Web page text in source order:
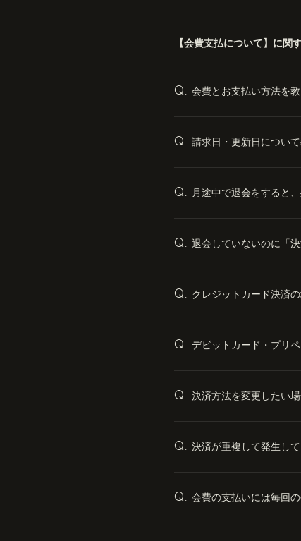
【会費支払について】に関
Q. 会費とお支払い方法を教
Q. 請求日・更新日について
Q. 月途中で退会をすると
Q. 退会していないのに「
Q. クレジットカード決済
Q. デビットカード・プリ
Q. 決済方法を変更したい
Q. 決済が重複して発生して
Q. 会費の支払いには毎回